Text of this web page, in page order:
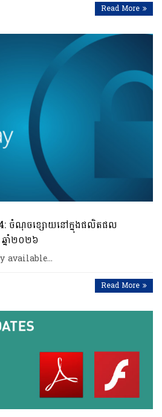
Read More
ចំណុចខ្សោយនៅក្នុងផលិតផល
នាំ២០២៦
available…
Read More